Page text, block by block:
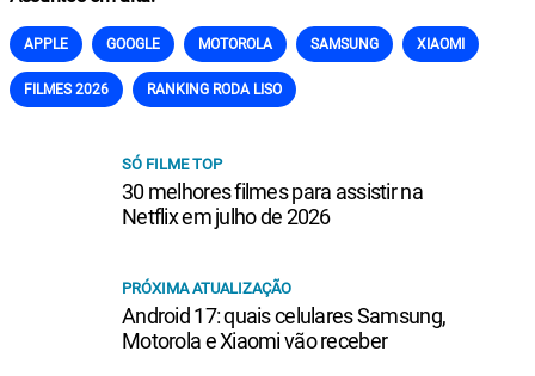
APPLE GOOGLE MOTOROLA SAMSUNG XIAOMI
FILMES 2026 RANKING RODA LISO
SÓ FILME TOP
30 melhores filmes para assistir na
Netflix em julho de 2026
PRÓXIMA ATUALIZAÇÃO
Android 17: quais celulares Samsung,
Motorola e Xiaomi vão receber